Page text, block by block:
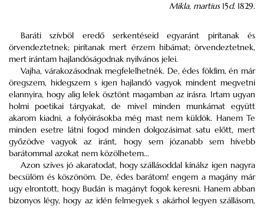
Mikla, martius15d. 1829.
Baráti szívböl eredő serkentéseid egyaránt pirítanak és
örvendeztetnek; pirítanak mert érzem hibámat; örvendeztetnek,
mert irántam hajlandóságodnak nyilvános jelei.
Vajha, várakozásodnak megfelelhetnék. De, édes földim, én már
öregszem, hidegszem s igen hajlandó vagyok mindent megvetni
elannyira, hogy alig lelek ösztönt magamban az irásra. Irtam ugyan
holmi poetikai tárgyakat, de mivel minden munkámat együtt
akarom kiadni, a folyóirásokba még mast nem küldök. Hanem Te
minden esetre látni fogod minden dolgozásimat satu előtt, mert
győzödve vagyok az iránt, hogy sem józanabb sem hívebb
barátommal azokat nem közölhetem...
Azon szíves jó akaratodat, hogy szállásoddal kínálsz igen nagyra
becsülöm és köszönöm. De, édes barátom! engem a magány már
ugy elrontott, hogy Budán is magányt fogok keresni. Hanem abban
bizonyos légy, hogy az idén felmegyek s akárhol legyen szállásom,